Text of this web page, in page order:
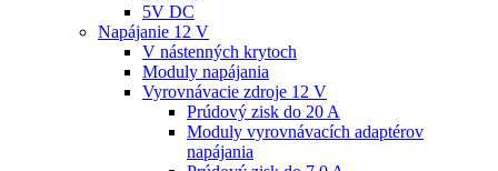
5V DC
Napájanie 12 V
V nástenných krytoch
Moduly napájania
Vyrovnávacie zdroje 12 V
Prúdový zisk do 20 A
Moduly vyrovnávacích adaptérov
napájania